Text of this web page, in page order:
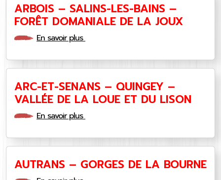
ARBOIS – SALINS-LES-BAINS –
FORÊT DOMANIALE DE LA JOUX
En savoir plus
ARC-ET-SENANS – QUINGEY –
VALLÉE DE LA LOUE ET DU LISON
En savoir plus
AUTRANS – GORGES DE LA BOURNE